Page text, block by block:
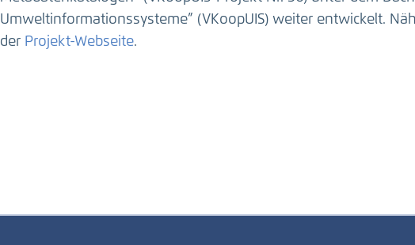
Umweltinformationssysteme” (VKoopUIS) weiter entwickelt.
der Projekt-Webseite.